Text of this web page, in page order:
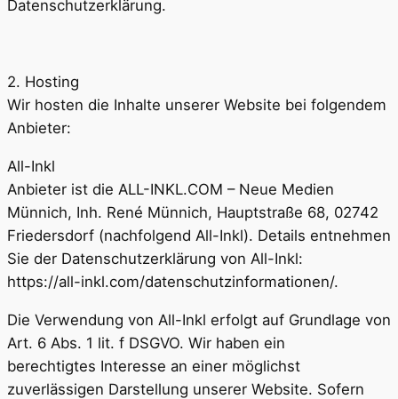
Datenschutzerklärung.
2. Hosting
Wir hosten die Inhalte unserer Website bei folgendem
Anbieter:
All-Inkl
Anbieter ist die ALL-INKL.COM – Neue Medien
Münnich, Inh. René Münnich, Hauptstraße 68, 02742
Friedersdorf (nachfolgend All-Inkl). Details entnehmen
Sie der Datenschutzerklärung von All-Inkl:
https://all-inkl.com/datenschutzinformationen/.
Die Verwendung von All-Inkl erfolgt auf Grundlage von
Art. 6 Abs. 1 lit. f DSGVO. Wir haben ein
berechtigtes Interesse an einer möglichst
zuverlässigen Darstellung unserer Website. Sofern